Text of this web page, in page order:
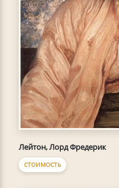
Лейтон, Лорд Фредерик
СТОИМОСТЬ